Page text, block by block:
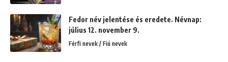
Fedor név jelentése és eredete. Névnap:
július 12. november 9.
Férfi nevek / Fiú nevek